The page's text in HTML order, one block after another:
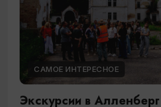
САМОЕ ИНТЕРЕСНОЕ
Экскурсии в Алленберг